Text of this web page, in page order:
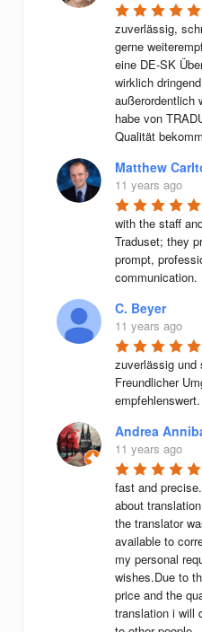
zuverlässig,
gerne
eine DE-SK
wirklich
außerordentlich
habe von
Qualität
Matthew
11 years ago
with the staff
Traduset; they
prompt,
communication.
C. Beyer
11 years ago
zuverlässig und
Freundlicher
Andrea
11 years ago
fast and
about
the translator
available to
my personal
wishes.Due to
price and the
translation i will